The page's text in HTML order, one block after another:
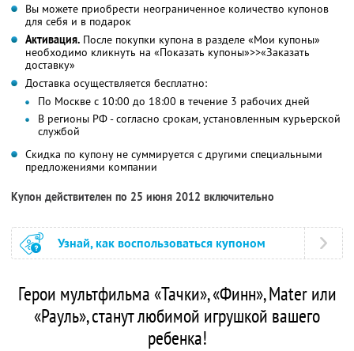
Вы можете приобрести неограниченное количество купонов
для себя и в подарок
Активация. После покупки купона в разделе «Мои купоны»
необходимо кликнуть на «Показать купоны»>>«Заказать
доставку»
Доставка осуществляется бесплатно:
По Москве с 10:00 до 18:00 в течение 3 рабочих дней
В регионы РФ - согласно срокам, установленным курьерской
службой
Скидка по купону не суммируется с другими специальными
предложениями компании
Купон действителен по 25 июня 2012 включительно
Узнай, как воспользоваться купоном
Герои мультфильма «Тачки», «Финн», Mater или
«Рауль», станут любимой игрушкой вашего
ребенка!